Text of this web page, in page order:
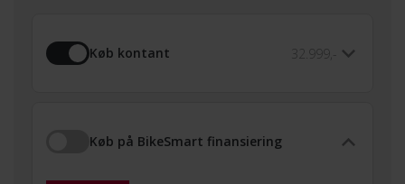
Køb kontant 32.999,-
Køb på BikeSmart finansiering